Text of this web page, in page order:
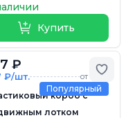
Купить
в избранное
Популярный
₽
₽/шт. от 6 шт.
короб с
лотком